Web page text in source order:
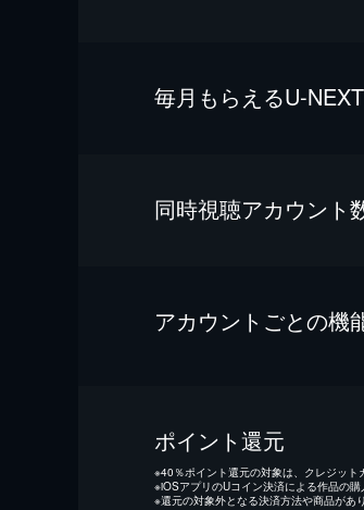
毎⽉もらえるU-
同時視聴アカウント
アカウントごとの機
ポイント還元
※40％ポイント還元の対象は、クレジット
※iOSアプリのUコイン決済による作品の
※還元の対象外となる決済方法や商品があ